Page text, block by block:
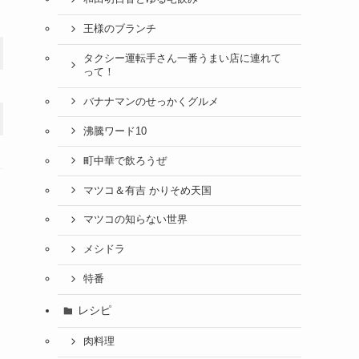
王様のブランチ
タクシー運転手さん一番うまい店に連れて
って！
バナナマンのせっかくグルメ
沸騰ワード10
町中華で飲ろうぜ
マツコ＆有吉 かりそめ天国
マツコの知らない世界
メシドラ
特番
レシピ
肉料理